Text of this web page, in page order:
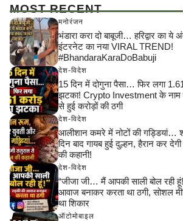
MOST RECENT
मनोरंजन
भंडारा करा दो बाबूजी… हरिद्वार का ये
इंटरनेट का नया VIRAL TREND!
#BhandaraKaraDoBabuji
देश-विदेश
15 दिन में दोगुना पैसा… फिर लगा
झटका! Crypto Investment के नाम
से हुई करोड़ों की ठगी
देश-विदेश
आलीशान कमरे में नोटों की गड्डियां…
दिन बाद गायब हुई दुल्हन, हैरान कर
की कहानी!
देश-विदेश
“जीजा जी… मैं आपकी साली बोल रही
आवाज बनाकर करता था ठगी, सोशल
था शिकार
ऑटोमोबाइल